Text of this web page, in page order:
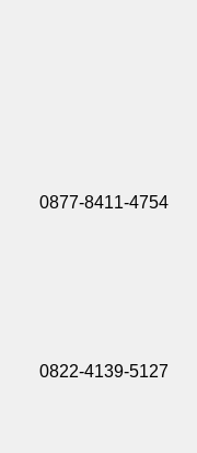
0877-8411-4754
0822-4139-5127